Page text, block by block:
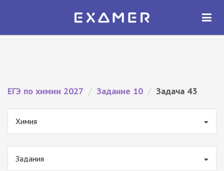
Экзамер — ЕГЭ 2027
ОТКРЫТЬ
ЕГЭ по химии 2027 / Задание 10 / Задача 43
Химия
Задания